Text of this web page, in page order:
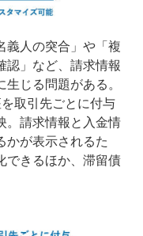
義人の突合」や「複
認」など、請求情報
じる問題がある。
取引先ごとに付与
。請求情報と入金情
かが表示されるた
できるほか、滞留債